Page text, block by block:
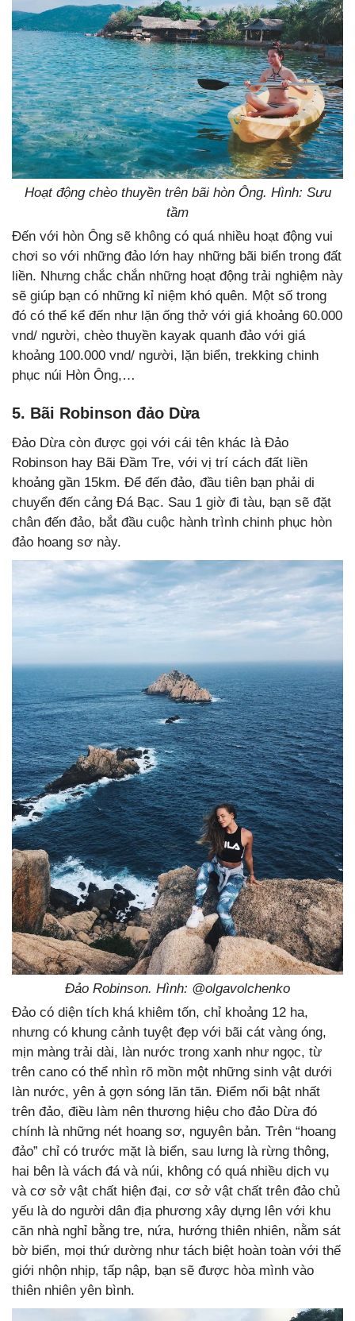
Hoạt động chèo thuyền trên bãi hòn Ông. Hình: Sưu
tầm
Đến với hòn Ông sẽ không có quá nhiều hoạt động vui
chơi so với những đảo lớn hay những bãi biển trong đất
liền. Nhưng chắc chắn những hoạt động trải nghiệm này
sẽ giúp bạn có những kỉ niệm khó quên. Một số trong
đó có thể kể đến như lặn ống thở với giá khoảng 60.000
vnd/ người, chèo thuyền kayak quanh đảo với giá
khoảng 100.000 vnd/ người, lặn biển, trekking chinh
phục núi Hòn Ông,…
5. Bãi Robinson đảo Dừa
Đảo Dừa còn được gọi với cái tên khác là Đảo
Robinson hay Bãi Đầm Tre, với vị trí cách đất liền
khoảng gần 15km. Để đến đảo, đầu tiên bạn phải di
chuyển đến cảng Đá Bạc. Sau 1 giờ đi tàu, bạn sẽ đặt
chân đến đảo, bắt đầu cuộc hành trình chinh phục hòn
đảo hoang sơ này.
Đảo Robinson. Hình: @olgavolchenko
Đảo có diện tích khá khiêm tốn, chỉ khoảng 12 ha,
nhưng có khung cảnh tuyệt đẹp với bãi cát vàng óng,
mịn màng trải dài, làn nước trong xanh như ngọc, từ
trên cano có thể nhìn rõ mồn một những sinh vật dưới
làn nước, yên ả gợn sóng lăn tăn. Điểm nổi bật nhất
trên đảo, điều làm nên thương hiệu cho đảo Dừa đó
chính là những nét hoang sơ, nguyên bản. Trên “hoang
đảo” chỉ có trước mặt là biển, sau lưng là rừng thông,
hai bên là vách đá và núi, không có quá nhiều dịch vụ
và cơ sở vật chất hiện đại, cơ sở vật chất trên đảo chủ
yếu là do người dân địa phương xây dựng lên với khu
căn nhà nghỉ bằng tre, nứa, hướng thiên nhiên, nằm sát
bờ biển, mọi thứ dường như tách biệt hoàn toàn với thế
giới nhộn nhịp, tấp nập, bạn sẽ được hòa mình vào
thiên nhiên yên bình.